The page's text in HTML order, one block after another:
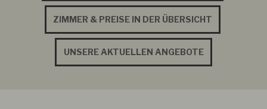
ZIMMER & PREISE IN DER ÜBERSICHT
UNSERE AKTUELLEN ANGEBOTE